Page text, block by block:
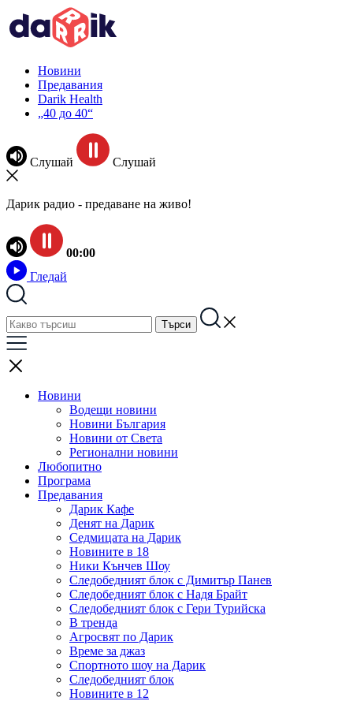
Новини
Предавания
Darik Health
„40 до 40“
Слушай Слушай
Дарик радио - предаване на живо!
00:00
Гледай
Новини
Водещи новини
Новини България
Новини от Света
Регионални новини
Любопитно
Програма
Предавания
Дарик Кафе
Денят на Дарик
Седмицата на Дарик
Новините в 18
Ники Кънчев Шоу
Следобедният блок с Димитър Панев
Следобедният блок с Надя Брайт
Следобедният блок с Гери Турийска
В тренда
Агросвят по Дарик
Време за джаз
Спортното шоу на Дарик
Следобедният блок
Новините в 12